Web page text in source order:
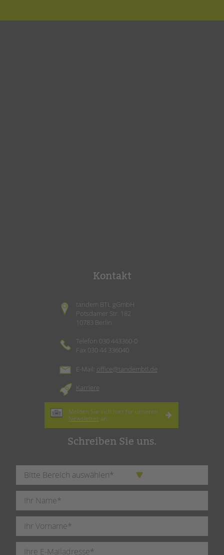
Kontakt
tandem BTL gGmbH
Potsdamer Str. 182
10783 Berlin
Telefon 030 443360-0
Fax 030 44 336040
E-Mail: office@tandembtl.de
Karriere
Melden Sie sich hier für unseren
Newsletter an.
Schreiben Sie uns.